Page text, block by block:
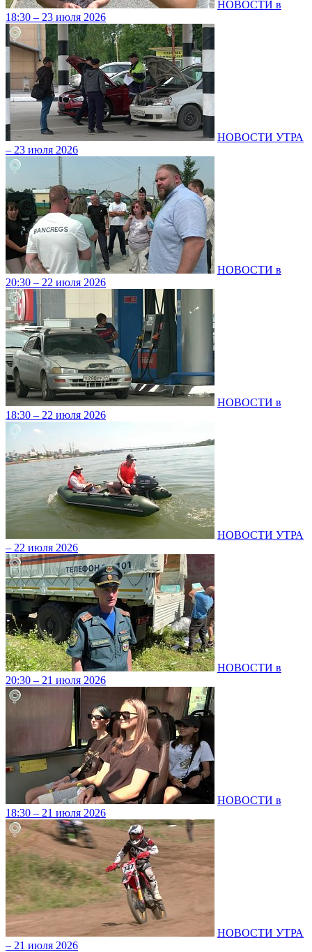
НОВОСТИ в
18:30 – 23 июля 2026
НОВОСТИ УТРА
– 23 июля 2026
НОВОСТИ в
20:30 – 22 июля 2026
НОВОСТИ в
18:30 – 22 июля 2026
НОВОСТИ УТРА
– 22 июля 2026
НОВОСТИ в
20:30 – 21 июля 2026
НОВОСТИ в
18:30 – 21 июля 2026
НОВОСТИ УТРА
– 21 июля 2026